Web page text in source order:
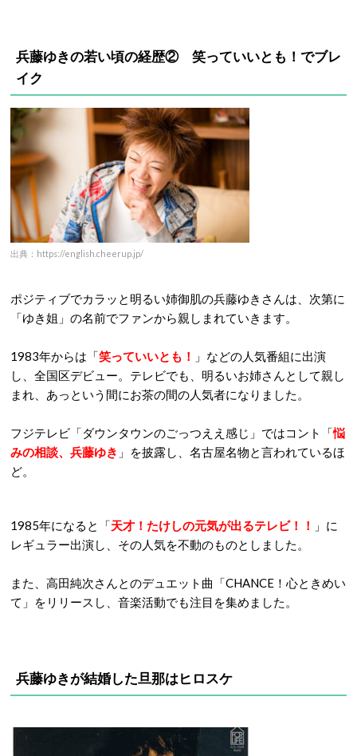
兵藤ゆきの若い頃の経歴② 笑っていいとも！でブレ
イク
出典：https://english.cheerup.jp/
ポジティブでカラッと明るい姉御肌の兵藤ゆきさんは、次第に
「ゆき姐」の名前でファンから親しまれていきます。
1983年からは「笑っていいとも！
」などの人気番組に出演
し、全国区デビュー。テレビでも、明るいお姉さんとして親し
まれ、あっという間にお茶の間の人気者になりました。
フジテレビ「ダウンタウンのごっつええ感じ」ではコント「悩
みの相談、兵藤ゆき 」を披露し、名古屋名物と言われているほ
ど。
1985年になると「天才！たけしの元気が出るテレビ！！
」に
レギュラー出演し、その人気を不動のものとしました。
また、高田純次さんとのデュエット曲「CHANCE！心ときめい
て」をリリースし、音楽活動でも注目を集めました。
兵藤ゆきが結婚した旦那はヒロスケ